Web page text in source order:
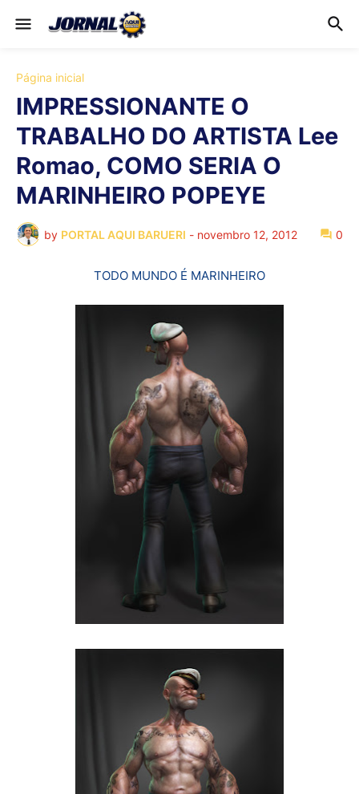
Página inicial
IMPRESSIONANTE O
TRABALHO DO ARTISTA Lee
Romao, COMO SERIA O
MARINHEIRO POPEYE
by PORTAL AQUI BARUERI - novembro 12, 2012 0
TODO MUNDO É MARINHEIRO